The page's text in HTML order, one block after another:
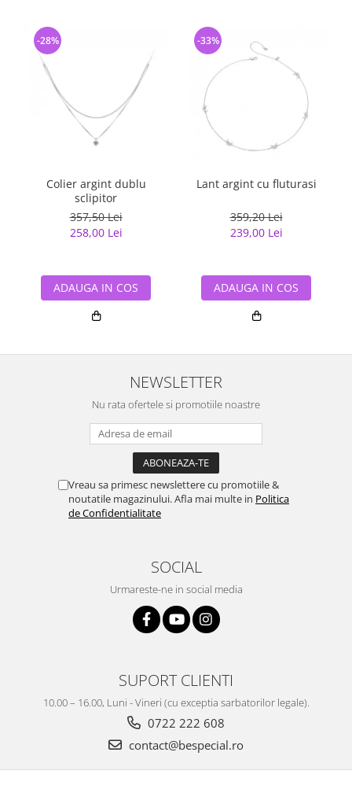
Colier argint dublu
sclipitor
357,50 Lei
258,00 Lei
-28%
ADAUGA IN COS
Lant argint cu fluturasi
359,20 Lei
239,00 Lei
-33%
ADAUGA IN COS
NEWSLETTER
Nu rata ofertele si promotiile noastre
Vreau sa primesc newslettere cu promotiile &
noutatile magazinului. Afla mai multe in Politica
de Confidentialitate
SOCIAL
Urmareste-ne in social media
SUPORT CLIENTI
10.00 – 16.00, Luni - Vineri (cu exceptia sarbatorilor legale).
0722 222 608
contact@bespecial.ro